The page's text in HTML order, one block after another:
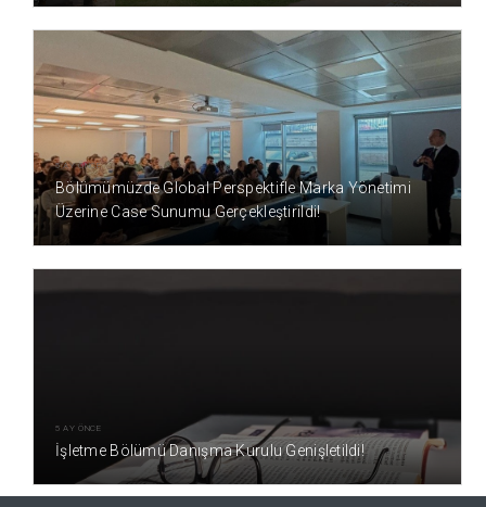
5 AY ÖNCE
Bölümümüzde Global Perspektifle Marka Yönetimi
Üzerine Case Sunumu Gerçekleştirildi!
5 AY ÖNCE
İşletme Bölümü Danışma Kurulu Genişletildi!